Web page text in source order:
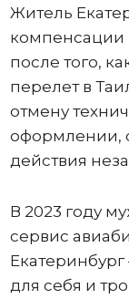
Житель
компенсации
после того,
перелет в
отмену
оформлении,
действия
В 2023 году
сервис
Екатеринбург
для себя и